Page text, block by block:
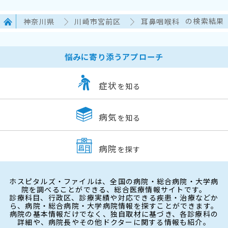
神奈川県 川崎市宮前区 耳鼻咽喉科 の検索結果
悩みに寄り添うアプローチ
症状 を知る
病気 を知る
病院 を探す
ホスピタルズ・ファイルは、全国の病院・総合病院・大学病
院を調べることができる、総合医療情報サイトです。
診療科目、行政区、診療実績や対応できる疾患・治療などか
ら、病院・総合病院・大学病院情報を探すことができます。
病院の基本情報だけでなく、独自取材に基づき、各診療科の
詳細や、病院長やその他ドクターに関する情報も紹介。